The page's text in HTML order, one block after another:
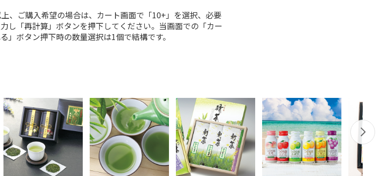
、ご購入希望の場合は、カート画面で「10+」を選択、必要
し「再計算」ボタンを押下してください。当画面での「カー
」ボタン押下時の数量選択は1個で結構です。